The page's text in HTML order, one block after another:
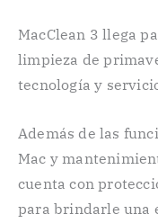
MacClean 3 llega
limpieza de
tecnología y
Además de las
Mac y
cuenta con
para brindarle una